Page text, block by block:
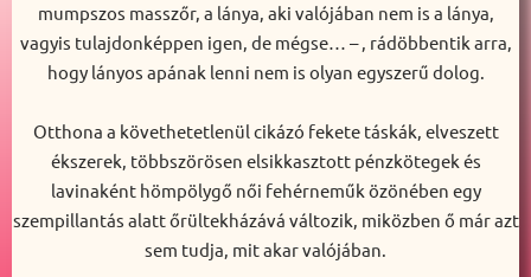
mumpszos masszőr, a lánya, aki valójában nem is a lánya,
vagyis tulajdonképpen igen, de mégse… – , rádöbbentik arra,
hogy lányos apának lenni nem is olyan egyszerű dolog.
Otthona a követhetetlenül cikázó fekete táskák, elveszett
ékszerek, többszörösen elsikkasztott pénzkötegek és
lavinaként hömpölygő női fehérneműk özönében egy
szempillantás alatt őrültekházává változik, miközben ő már azt
sem tudja, mit akar valójában.